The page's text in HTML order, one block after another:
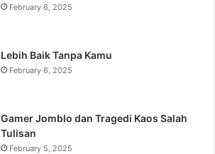
February 6, 2025
Lebih Baik Tanpa Kamu
February 6, 2025
Gamer Jomblo dan Tragedi Kaos Salah
Tulisan
February 5, 2025